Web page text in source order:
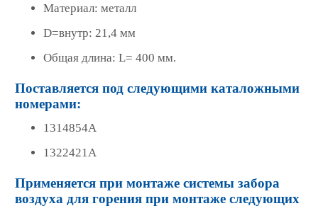
Материал: металл
D=внутр: 21,4 мм
Общая длина: L= 400 мм.
Поставляется под следующими каталожными
номерами:
1314854A
1322421A
Применяется при монтаже системы забора
воздуха для горения при монтаже следующих